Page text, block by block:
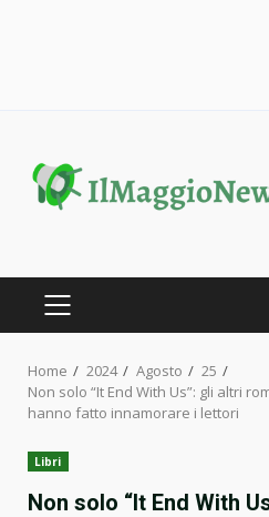
content
PRIMARY
Home 2024 Agosto
25
Non solo “It End With Us”: gli altri
hanno fatto innamorare i lettori
Libri
Non solo “It End With